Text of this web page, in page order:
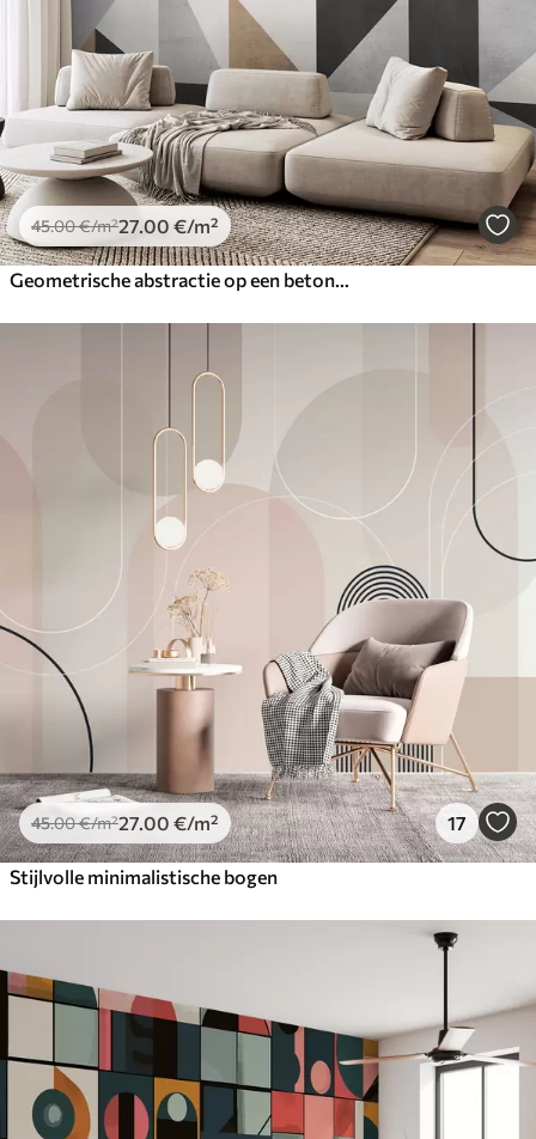
45.00€/m²27.00 €/m²
45.00€/m²27 .00 €/m² 17
Stijlvolle minimalistische bogen